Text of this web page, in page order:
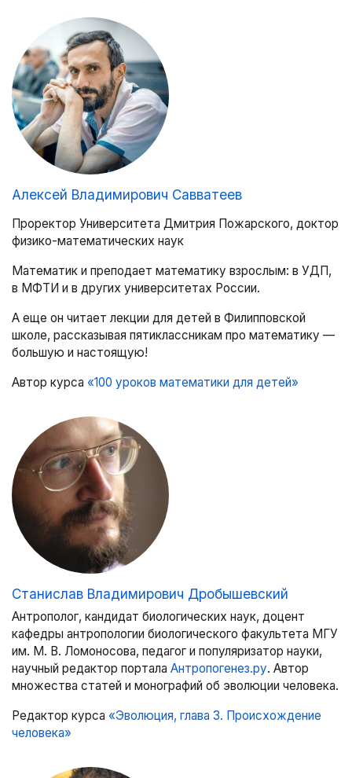
Алексей Владимирович Савватеев
Проректор Университета Дмитрия Пожарского, доктор
физико-математических наук
Математик и преподает математику взрослым: в УДП,
в МФТИ и в других университетах России.
А еще он читает лекции для детей в Филипповской
школе, рассказывая пятиклассникам про математику —
большую и настоящую!
Автор курса «100 уроков математики для детей»
Станислав Владимирович Дробышевский
Антрополог, кандидат биологических наук, доцент
кафедры антропологии биологического факультета МГУ
им. М. В. Ломоносова, педагог и популяризатор науки,
научный редактор портала Антропогенез.ру. Автор
множества статей и монографий об эволюции человека.
Редактор курса «Эволюция, глава 3. Происхождение
человека»